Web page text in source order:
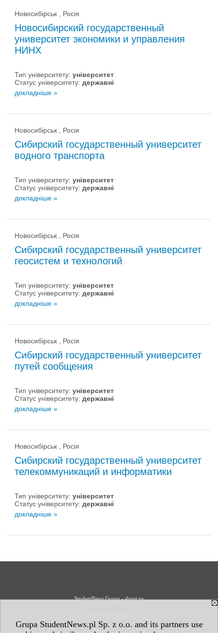
Grupa StudentNews.pl Sp. z o.o. and its partners use
Новосибірськ , Росія
Новосибирский государственный
университет экономики и управления
НИНХ
Тип університету: університет
Статус університету: державні
докладніше »
Новосибірськ , Росія
Сибирский государственный университет
водного транспорта
Тип університету: університет
Статус університету: державні
докладніше »
Новосибірськ , Росія
Сибирский государственный университет
геосистем и технологий
Тип університету: університет
Статус університету: державні
докладніше »
Новосибірськ , Росія
Сибирский государственный университет
путей сообщения
Тип університету: університет
Статус університету: державні
докладніше »
Новосибірськ , Росія
Сибирский государственный университет
телекоммуникаций и информатики
Тип університету: університет
Статус університету: державні
докладніше »
StudentNews Group - about us